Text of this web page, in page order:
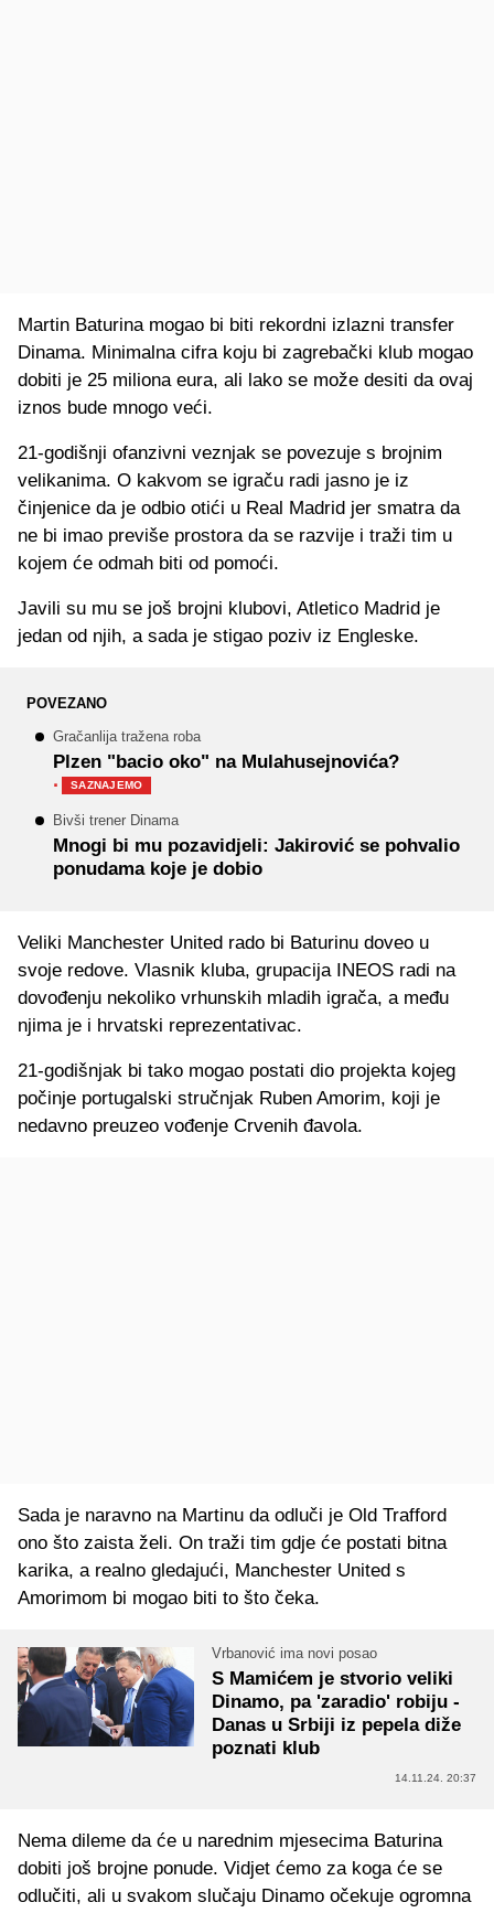
Martin Baturina mogao bi biti rekordni izlazni transfer
Dinama. Minimalna cifra koju bi zagrebački klub mogao
dobiti je 25 miliona eura, ali lako se može desiti da ovaj
iznos bude mnogo veći.
21-godišnji ofanzivni veznjak se povezuje s brojnim
velikanima. O kakvom se igraču radi jasno je iz
činjenice da je odbio otići u Real Madrid jer smatra da
ne bi imao previše prostora da se razvije i traži tim u
kojem će odmah biti od pomoći.
Javili su mu se još brojni klubovi, Atletico Madrid je
jedan od njih, a sada je stigao poziv iz Engleske.
POVEZANO
Gračanlija tražena roba
Plzen "bacio oko" na Mulahusejnovića?
· SAZNAJEMO
Bivši trener Dinama
Mnogi bi mu pozavidjeli: Jakirović se pohvalio
ponudama koje je dobio
Veliki Manchester United rado bi Baturinu doveo u
svoje redove. Vlasnik kluba, grupacija INEOS radi na
dovođenju nekoliko vrhunskih mladih igrača, a među
njima je i hrvatski reprezentativac.
21-godišnjak bi tako mogao postati dio projekta kojeg
počinje portugalski stručnjak Ruben Amorim, koji je
nedavno preuzeo vođenje Crvenih đavola.
Sada je naravno na Martinu da odluči je Old Trafford
ono što zaista želi. On traži tim gdje će postati bitna
karika, a realno gledajući, Manchester United s
Amorimom bi mogao biti to što čeka.
Vrbanović ima novi posao
S Mamićem je stvorio veliki
Dinamo, pa 'zaradio' robiju -
Danas u Srbiji iz pepela diže
poznati klub
14.11.24. 20:37
Nema dileme da će u narednim mjesecima Baturina
dobiti još brojne ponude. Vidjet ćemo za koga će se
odlučiti, ali u svakom slučaju Dinamo očekuje ogromna